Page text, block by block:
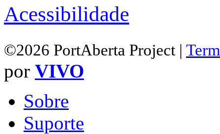
Acessibilidade
©2026 PortAberta Project |
por VIVO
Sobre
Suporte